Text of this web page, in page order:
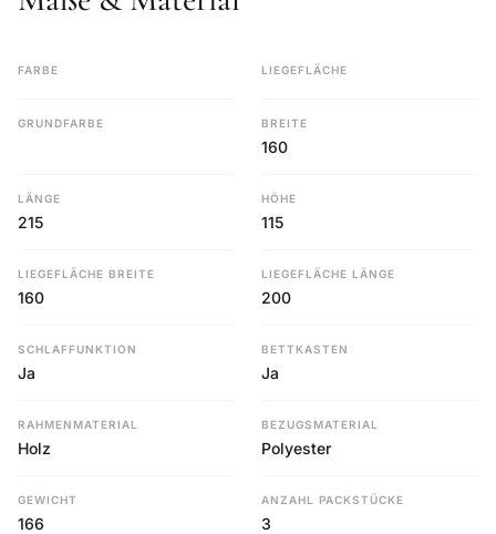
FARBE LIEGEFLÄCHE
GRUNDFARBE BREITE
160
LÄNGE
215
HÖHE
115
LIEGEFLÄCHE BREITE
160
LIEGEFLÄCHE LÄNGE
200
SCHLAFFUNKTION
Ja
BETTKASTEN
Ja
RAHMENMATERIAL
Holz
BEZUGSMATERIAL
Polyester
GEWICHT
166
ANZAHL PACKSTÜCKE
3